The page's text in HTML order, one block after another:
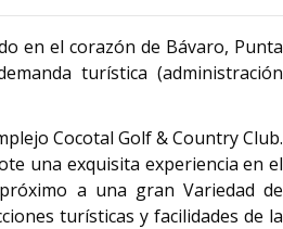
en el corazón de Bávaro, Punta
turística (administración
Cocotal Golf & Country Club.
una exquisita experiencia en el
a una gran Variedad de
turísticas y facilidades de la